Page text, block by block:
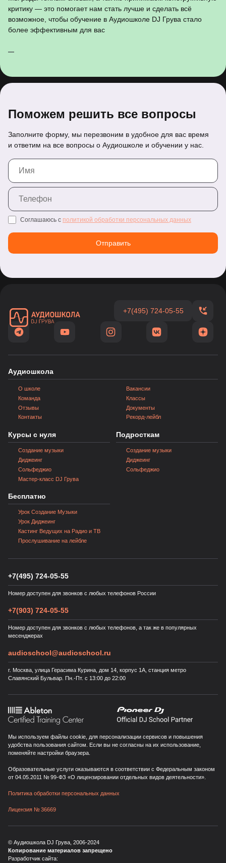
критику — это помогает нам стать лучше и сделать всё
возможное, чтобы обучение в Аудиошколе DJ Грува стало
более эффективным для вас
Поможем решить все вопросы
Заполните форму, мы перезвоним в удобное для вас время
и ответим на все вопросы о Аудиошколе и обучении у нас.
Соглашаюсь с политикой обработки персональных данных
Отправить
+7(495) 724-05-55
Аудиошкола
О школе
Команда
Отзывы
Контакты
Вакансии
Классы
Документы
Рекорд-лейбл
Курсы с нуля
Создание музыки
Диджеинг
Сольфеджио
Мастер‑класс DJ Грува
Подросткам
Создание музыки
Диджеинг
Сольфеджио
Бесплатно
Урок Создание Музыки
Урок Диджеинг
Кастинг Ведущих на Радио и ТВ
Прослушивание на лейбле
+7(495) 724-05-55
Номер доступен для звонков с любых телефонов России
+7(903) 724-05-55
Номер доступен для звонков с любых телефонов, а так же в популярных
месенджерах
audioschool@audioschool.ru
г. Москва, улица Герасима Курина, дом 14, корпус 1А, станция метро
Славянский Бульвар. Пн.-Пт. с 13:00 до 22:00
Политика обработки персональных данных
Лицензия № 36669
Мы используем файлы cookie, для персонализации сервисов и повышения
удобства пользования сайтом. Если вы не согласны на их использование,
поменяйте настройки браузера.
Образовательные услуги оказываются в соответствии с Федеральным законом
от 04.05.2011 № 99-ФЗ «О лицензировании отдельных видов деятельности».
© Аудиошкола DJ Грува, 2006-2024
Копирование материалов запрещено
Разработчик сайта: